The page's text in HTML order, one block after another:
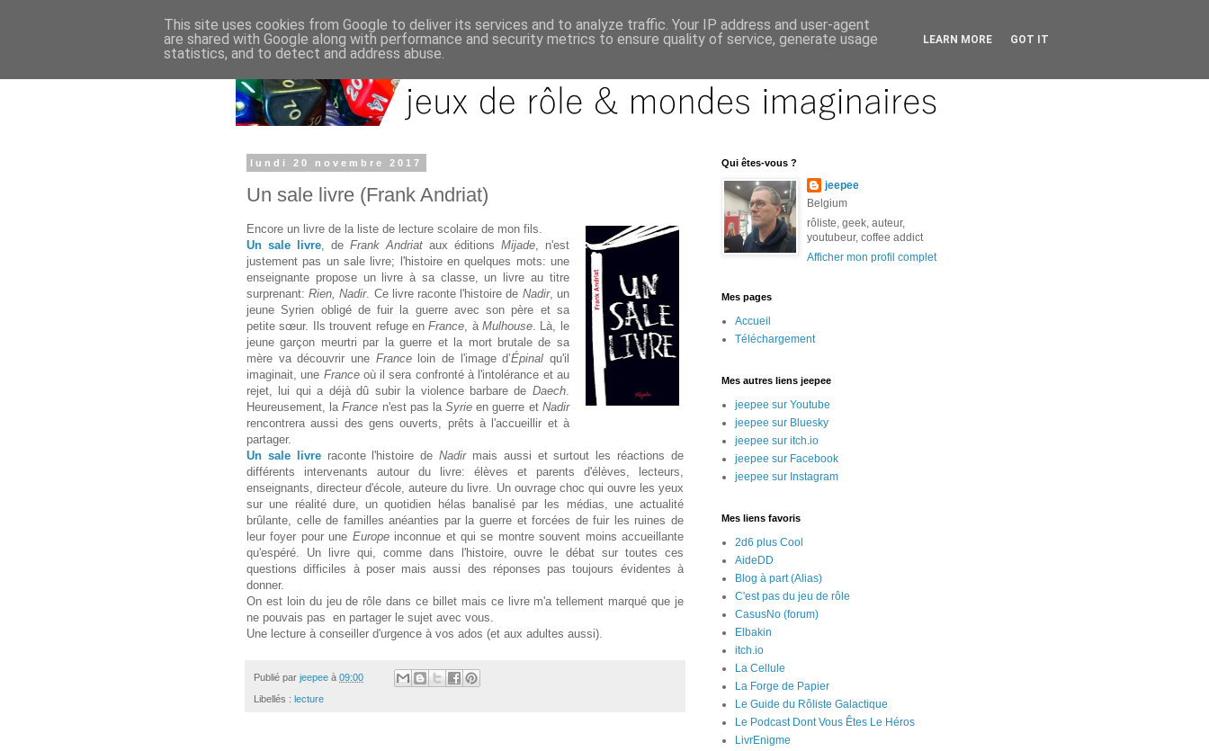
lundi 20 novembre 2017
Un sale livre (Frank Andriat)
Encore un livre de la liste de lecture scolaire de mon fils.
Un sale livre, de Frank Andriataux éditions Mijade, n'est
justement pas un sale livre; l'histoire en quelques mots: une
enseignante propose un livre à sa classe, un livre au titre
surprenant:Rien, Nadir. Ce livre raconte l'histoire de Nadir, un
jeune Syrien obligé de fuir la guerre avec son père et sa
petite sœur. Ils trouvent refuge enFrance , àMulhouse . Là, le
jeune garçon meurtri par la guerre et la mort brutale de sa
mère va découvrir une France loin de l'image d’Épinal qu'il
imaginait, une France où il sera confronté à l'intolérance et au
rejet, lui qui a déjà dû subir la violence barbare de Daech.
Heureusement, laFrance n'est pas laSyrieen guerre et Nadir
rencontrera aussi des gens ouverts, prêts à l'accueillir et à
partager.
Un sale livreraconte l'histoire deNadir mais aussi et surtout les réactions de
différents intervenants autour du livre: élèves et parents d'élèves, lecteurs,
enseignants, directeur d'école, auteure du livre. Un ouvrage choc qui ouvre les yeux
sur une réalité dure, un quotidien hélas banalisé par les médias, une actualité
brûlante, celle de familles anéanties par la guerre et forcées de fuir les ruines de
leur foyer pour une Europe inconnue et qui se montre souvent moins accueillante
qu'espéré. Un livre qui, comme dans l'histoire, ouvre le débat sur toutes ces
questions difficiles à poser mais aussi des réponses pas toujours évidentes à
donner.
On est loin du jeu de rôle dans ce billet mais ce livre m'a tellement marqué que je
ne pouvais pas en partager le sujet avec vous.
Une lecture à conseiller d'urgence à vos ados (et aux adultes aussi).
Publié par jeepee à 09:00
Libellés : lecture
Qui êtes-vous ?
jeepee
Belgium
rôliste, geek, auteur,
youtubeur, coffee addict
Afficher mon profil complet
Mes pages
Accueil
Téléchargement
Mes autres liens jeepee
jeepee sur Youtube
jeepee sur Bluesky
jeepee sur itch.io
jeepee sur Facebook
jeepee sur Instagram
Mes liens favoris
2d6 plus Cool
AideDD
Blog à part (Alias)
C'est pas du jeu de rôle
CasusNo (forum)
Elbakin
itch.io
La Cellule
La Forge de Papier
Le Guide du Rôliste Galactique
Le Podcast Dont Vous Êtes Le Héros
LivrEnigme
This site uses cookies from Google to deliver its services and to analyze traffic. Your IP address and user-agent
are shared with Google along with performance and security metrics to ensure quality of service, generate usage
statistics, and to detect and address abuse.
LEARN MORE GOT IT